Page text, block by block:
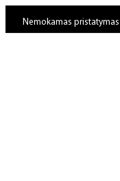
Nemokamas